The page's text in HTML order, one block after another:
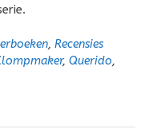
, Recensies
, Querido,